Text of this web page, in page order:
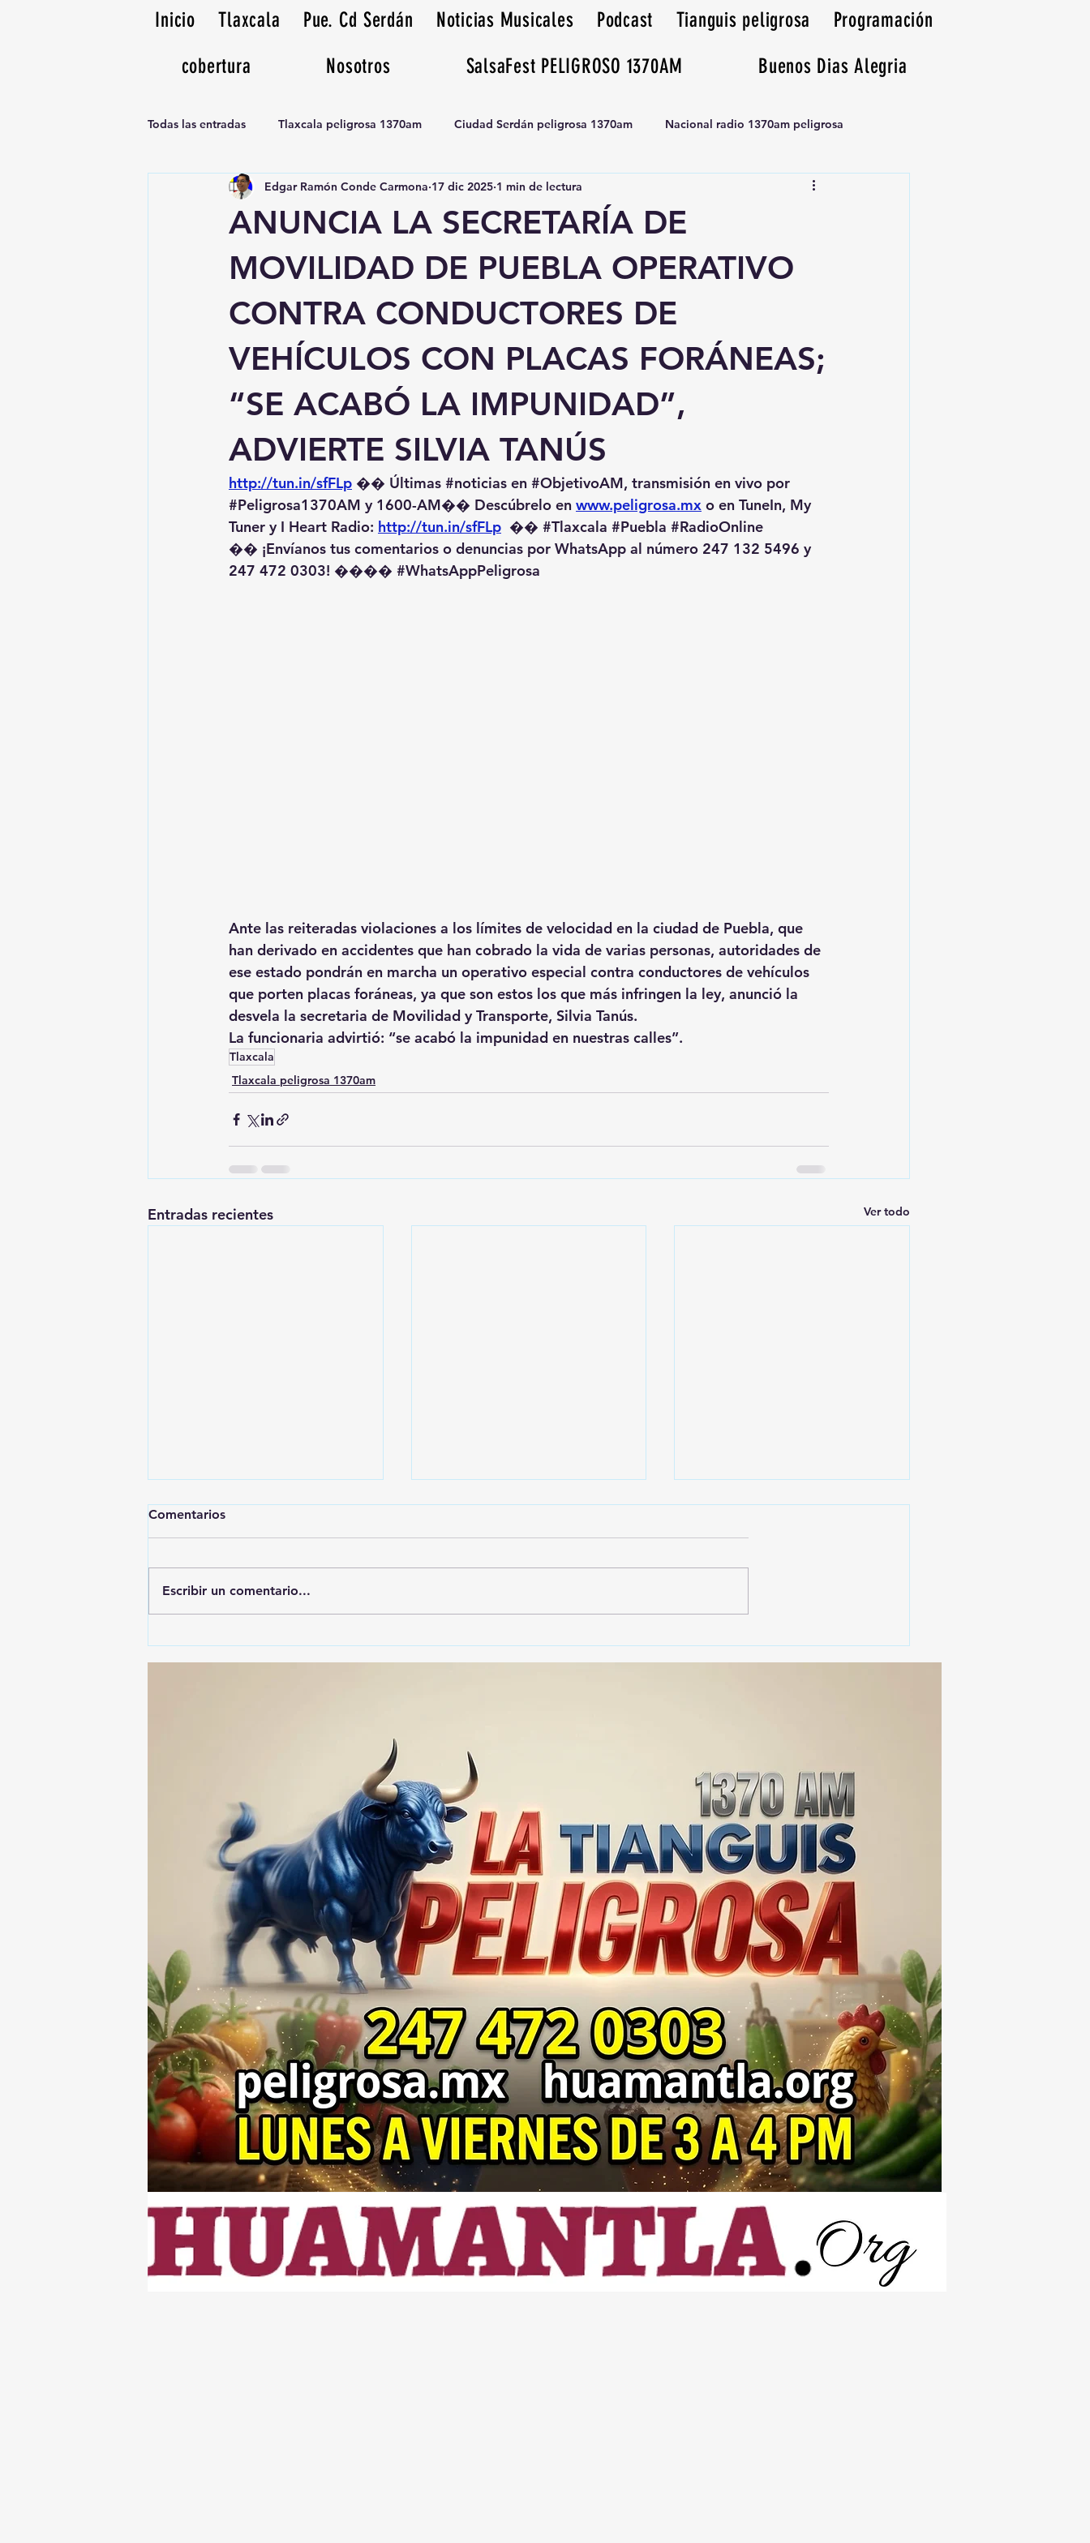
Inicio Tlaxcala Pue. Cd Serdán Noticias Musicales Podcast Tianguis peligrosa
Programación
cobertura
Nosotros SalsaFest PELIGROSO 1370AM Buenos Dias Alegria
Todas las entradas Tlaxcala peligrosa 1370am Ciudad Serdán peligrosa 1370am Nacional radio 1370am peligrosa
Noticias Musicales radio 1370am Tianguis peligrosa 1370am huamantla
ANUNCIA LA SECRETARÍA DE
MOVILIDAD DE PUEBLA OPERATIVO
CONTRA CONDUCTORES DE
VEHÍCULOS CON PLACAS FORÁNEAS;
“SE ACABÓ LA IMPUNIDAD”,
ADVIERTE SILVIA TANÚS
Edgar Ramón Conde Carmona 17 dic 2025 1 min de lectura
http://tun.in/sfFLp �� Últimas #noticias en #ObjetivoAM, transmisión en vivo por
#Peligrosa1370AM y 1600-AM��️ Descúbrelo en www.peligrosa.mx o en TuneIn, My
Tuner y I Heart Radio: http://tun.in/sfFLp �� #Tlaxcala #Puebla #RadioOnline
�� ¡Envíanos tus comentarios o denuncias por WhatsApp al número 247 132 5496 y
247 472 0303! ��️�� #WhatsAppPeligrosa
Ante las reiteradas violaciones a los límites de velocidad en la ciudad de Puebla, que
han derivado en accidentes que han cobrado la vida de varias personas, autoridades de
ese estado pondrán en marcha un operativo especial contra conductores de vehículos
que porten placas foráneas, ya que son estos los que más infringen la ley, anunció la
desvela la secretaria de Movilidad y Transporte, Silvia Tanús.
La funcionaria advirtió: “se acabó la impunidad en nuestras calles”.
Tlaxcala
Tlaxcala peligrosa 1370am
Entradas recientes Ver todo
A PRESUNTO
GOBIERNO ADMITE QUE
25 MIL DOSIS DE DROGA
Comentarios
Escribir un comentario...